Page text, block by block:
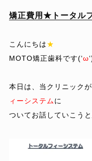
矯正費用★トータル
こんにちは★
MOTO矯正歯科です(‘ω
本日は、当クリニック
ィーシステムに
ついてお話していこう